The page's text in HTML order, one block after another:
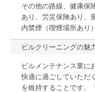
その他の路線、健康保
あり、労災保険あり、
内禁煙（喫煙場所あり）
ビルクリーニングの魅
ビルメンテナンス業に
快適に過ごしていただ
を維持することです。